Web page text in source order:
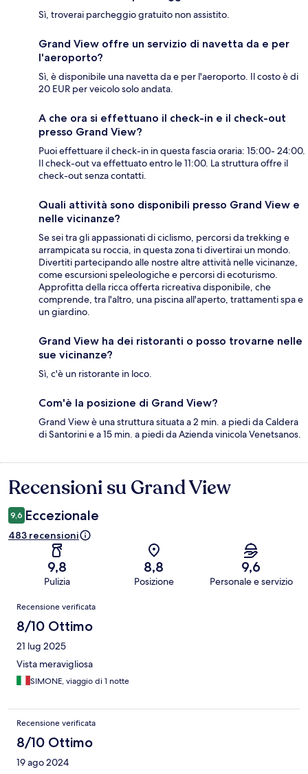
Sì, troverai parcheggio gratuito non assistito.
Grand View offre un servizio di navetta da e per
l'aeroporto?
Sì, è disponibile una navetta da e per l'aeroporto. Il costo è di
20 EUR per veicolo solo andata.
A che ora si effettuano il check-in e il check-out
presso Grand View?
Puoi effettuare il check-in in questa fascia oraria: 15:00- 24:00.
Il check-out va effettuato entro le 11:00. La struttura offre il
check-out senza contatti.
Quali attività sono disponibili presso Grand View e
nelle vicinanze?
Se sei tra gli appassionati di ciclismo, percorsi da trekking e
arrampicata su roccia, in questa zona ti divertirai un mondo.
Divertiti partecipando alle nostre altre attività nelle vicinanze,
come escursioni speleologiche e percorsi di ecoturismo.
Approfitta della ricca offerta ricreativa disponibile, che
comprende, tra l'altro, una piscina all'aperto, trattamenti spa e
un giardino.
Grand View ha dei ristoranti o posso trovarne nelle
sue vicinanze?
Sì, c'è un ristorante in loco.
Com'è la posizione di Grand View?
Grand View è una struttura situata a 2 min. a piedi da Caldera
di Santorini e a 15 min. a piedi da Azienda vinicola Venetsanos.
Recensioni
Recensioni su Grand View
9,6 Eccezionale
483 recensioni
9,8
Pulizia
8,8
Posizione
9,6
Personale e servizio
Recensioni
Recensione verificata
8/10 Ottimo
21 lug 2025
Vista meravigliosa
SIMONE, viaggio di 1 notte
Recensione verificata
8/10 Ottimo
19 ago 2024